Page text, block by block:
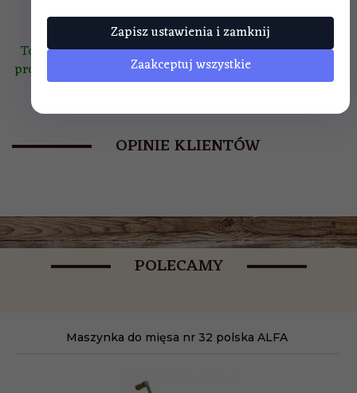
Towar prezentowany jest fabrycznie nowy. Do każdego
produktu dołączony jest paragon fiskalny lub na żądanie
- faktura VAT.
OPINIE KLIENTÓW
POLECAMY
Maszynka do mięsa nr 32 polska ALFA
Zapisz ustawienia i zamknij
Zaakceptuj wszystkie